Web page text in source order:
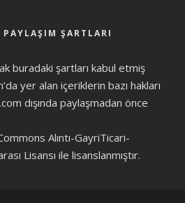
ŞARTLARI
buradaki şartları kabul etmiş
yer alan içeriklerin bazı hakları
dışında paylaşmadan önce
Alıntı-GayriTicari-
Lisansı ile lisanslanmıştır.